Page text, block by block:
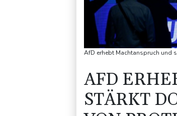
AfD erhebt Machtanspruch und
AFD
STÄRKT